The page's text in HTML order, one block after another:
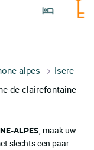
alpes
Isere
de clairefontaine
ALPES, maak uw
slechts een paar